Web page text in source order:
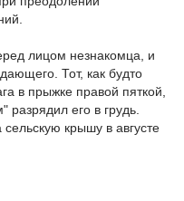
лицом незнакомца, и
Тот, как будто
в прыжке правой пяткой,
разрядил его в грудь.
крышу в августе